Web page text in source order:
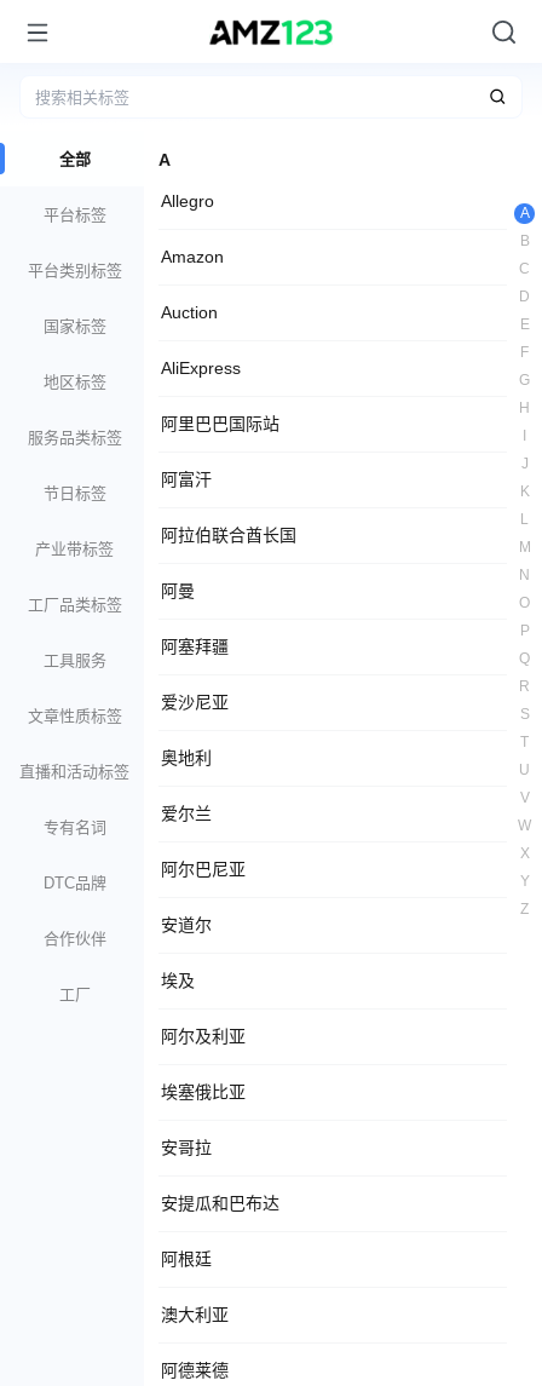
全部
平台标签
平台类别标签
国家标签
地区标签
服务品类标签
节日标签
产业带标签
工厂品类标签
工具服务
文章性质标签
直播和活动标签
专有名词
DTC品牌
合作伙伴
工厂
A
Allegro
Amazon
Auction
AliExpress
阿里巴巴国际站
阿富汗
阿拉伯联合酋长国
阿曼
阿塞拜疆
爱沙尼亚
奥地利
爱尔兰
阿尔巴尼亚
安道尔
埃及
阿尔及利亚
埃塞俄比亚
安哥拉
安提瓜和巴布达
阿根廷
澳大利亚
阿德莱德
A
B
C
D
E
F
G
H
J
K
L
M
N
O
P
Q
R
S
T
U
V
W
X
Y
Z